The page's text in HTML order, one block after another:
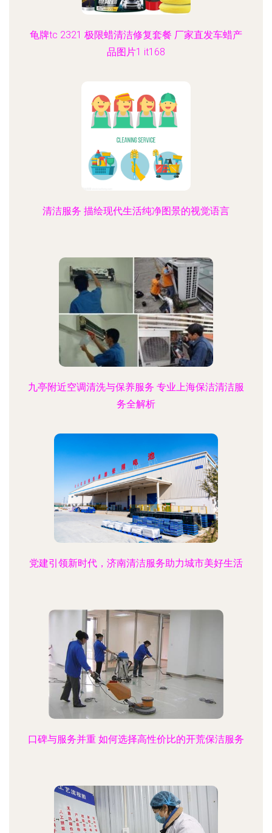
龟牌tc 2321 极限蜡清洁修复套餐 厂家直发车蜡产
品图片1 it168
清洁服务 描绘现代生活纯净图景的视觉语言
九亭附近空调清洗与保养服务 专业上海保洁清洁服
务全解析
党建引领新时代，济南清洁服务助力城市美好生活
口碑与服务并重 如何选择高性价比的开荒保洁服务